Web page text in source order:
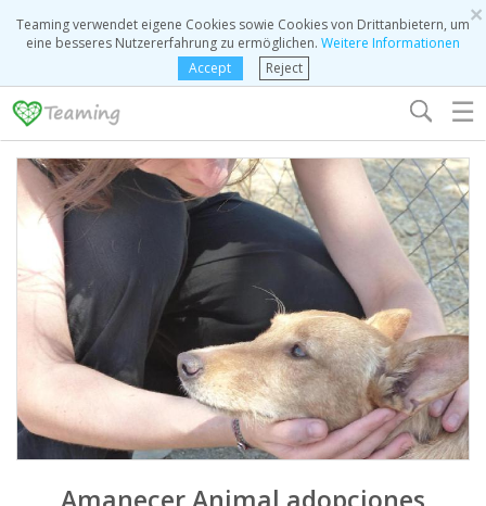
×
Teaming verwendet eigene Cookies sowie Cookies von Drittanbietern, um
eine besseres Nutzererfahrung zu ermöglichen. Weitere Informationen
Accept
Reject
☰